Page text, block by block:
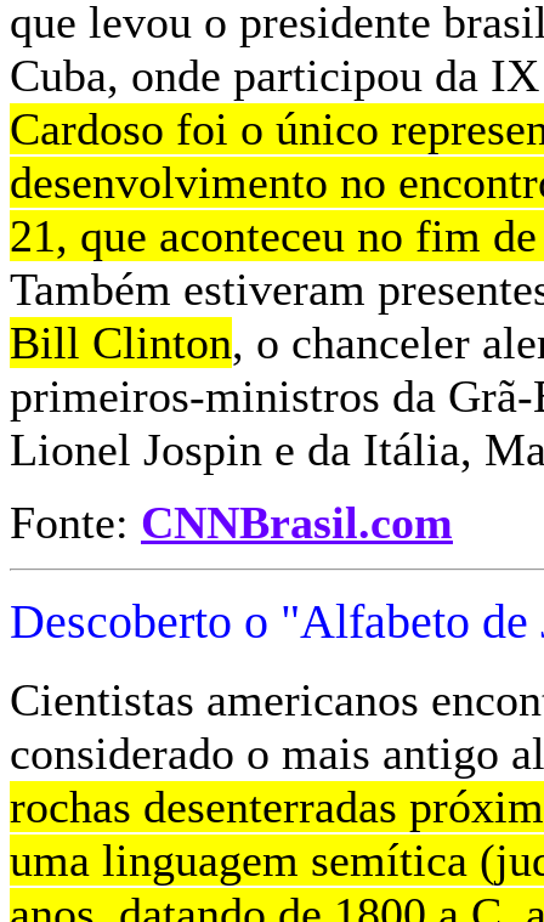
que levou o presidente
Cuba, onde participou da
Cardoso foi o único
desenvolvimento no
21, que aconteceu no fim
Também estiveram
Bill Clinton, o chanceler
primeiros-ministros da
Lionel Jospin e da Itália,
Fonte: CNNBrasil.com
Descoberto o "Alfabeto de
Cientistas americanos
considerado o mais antigo
rochas desenterradas
uma linguagem semítica